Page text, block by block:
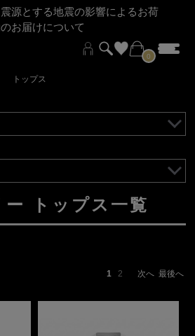
源とする地震の影響によるお荷
お届けについて
0
トップス
ー トップス一覧
1 2 次へ 最後へ